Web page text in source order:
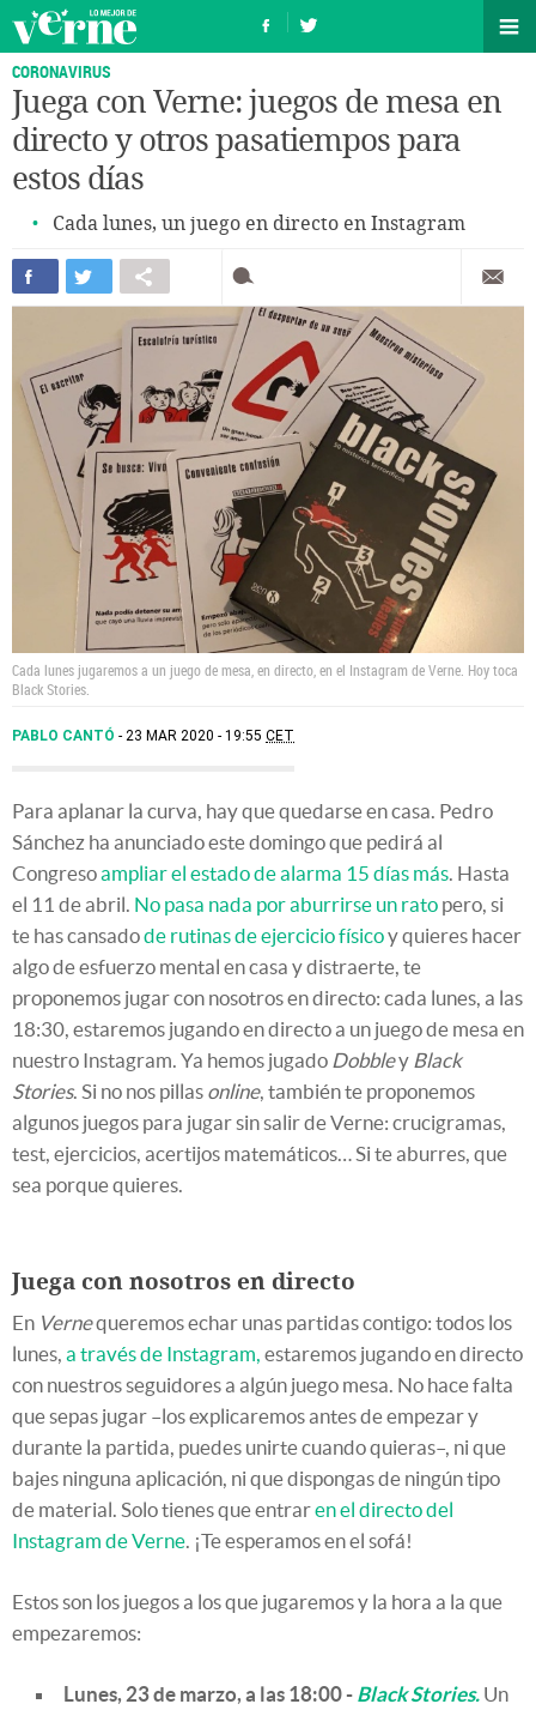
CORONAVIRUS
Juega con Verne: juegos de mesa en
directo y otros pasatiempos para
estos días
Cada lunes, un juego en directo en Instagram
Cada lunes jugaremos a un juego de mesa, en directo, en el Instagram de Verne. Hoy toca
Black Stories.
PABLO CANTÓ 23 MAR 2020 - 19:55 CET
Para aplanar la curva, hay que quedarse en casa. Pedro
Sánchez ha anunciado este domingo que pedirá al
Congresoampliar el estado de alarma 15 días más. Hasta
el 11 de abril. No pasa nada por aburrirse un rato pero, si
te has cansadode rutinas de ejercicio físicoy quieres hacer
algo de esfuerzo mental en casa y distraerte, te
proponemos jugar con nosotros en directo: cada lunes, a las
18:30, estaremos jugando en directo a un juego de mesa en
nuestro Instagram. Ya hemos jugado Dobbley Black
Stories. Si no nos pillas online, también te proponemos
algunos juegos para jugar sin salir de Verne: crucigramas,
test, ejercicios, acertijos matemáticos… Si te aburres, que
sea porque quieres.
Juega con nosotros en directo
En Vernequeremos echar unas partidas contigo: todos los
lunes, a través de Instagram, estaremos jugando en directo
con nuestros seguidores a algún juego mesa. No hace falta
que sepas jugar –los explicaremos antes de empezar y
durante la partida, puedes unirte cuando quieras–, ni que
bajes ninguna aplicación, ni que dispongas de ningún tipo
de material. Solo tienes que entraren el directo del
Instagram de Verne. ¡Te esperamos en el sofá!
Estos son los juegos a los que jugaremos y la hora a la que
empezaremos:
Lunes, 23 de marzo, a las 18:00 - Black Stories. Un